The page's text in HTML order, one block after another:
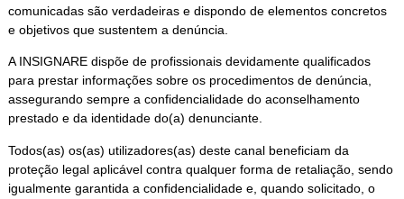
comunicadas são verdadeiras e dispondo de elementos concretos
e objetivos que sustentem a denúncia.
A INSIGNARE dispõe de profissionais devidamente qualificados
para prestar informações sobre os procedimentos de denúncia,
assegurando sempre a confidencialidade do aconselhamento
prestado e da identidade do(a) denunciante.
Todos(as) os(as) utilizadores(as) deste canal beneficiam da
proteção legal aplicável contra qualquer forma de retaliação, sendo
igualmente garantida a confidencialidade e, quando solicitado, o